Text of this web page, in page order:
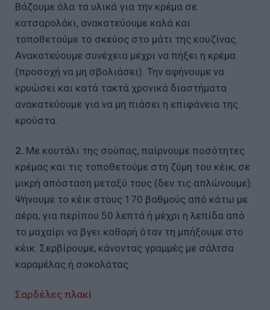
Βάζουμε όλα τα υλικά για την κρέμα σε
κατσαρολάκι, ανακατεύουμε καλά και
τοποθετούμε το σκεύος στο μάτι της κουζίνας.
Ανακατεύουμε συνέχεια μέχρι να πήξει η κρέμα
(προσοχή να μη σβολιάσει). Την αφήνουμε να
κρυώσει και κατά τακτά χρονικά διαστήματα
ανακατεύουμε για να μη πιάσει η επιφάνεια της
κρούστα.
2. Με κουτάλι της σούπας, παίρνουμε ποσότητες
κρέμας και τις τοποθετούμε στη ζύμη του κέικ, σε
μικρή απόσταση μεταξύ τους (δεν τις απλώνουμε).
Ψήνουμε το κέικ στους 170 βαθμούς από κάτω με
αέρα, για περίπου 50 λεπτά ή μέχρι η λεπίδα από
το μαχαίρι να βγει καθαρή όταν τη μπήξουμε στο
κέικ. Σερβίρουμε, κάνοντας γραμμές με σάλτσα
καραμέλας ή σοκολάτας.
Σαρδέλες πλακί